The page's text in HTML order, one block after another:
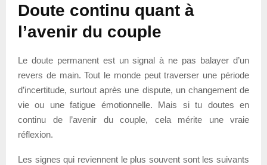
Doute continu quant à
l’avenir du couple
Le doute permanent est un signal à ne pas balayer d’un
revers de main. Tout le monde peut traverser une période
d’incertitude, surtout après une dispute, un changement de
vie ou une fatigue émotionnelle. Mais si tu doutes en
continu de l’avenir du couple, cela mérite une vraie
réflexion.
Les signes qui reviennent le plus souvent sont les suivants